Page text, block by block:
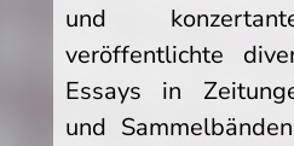
und
veröffentlichte
Essays in
und